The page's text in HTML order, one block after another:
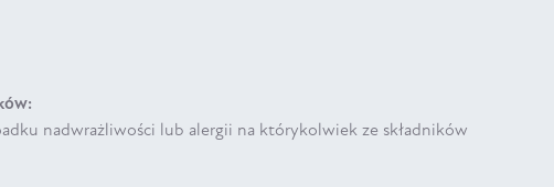
nadwrażliwości lub alergii na którykolwiek ze składników